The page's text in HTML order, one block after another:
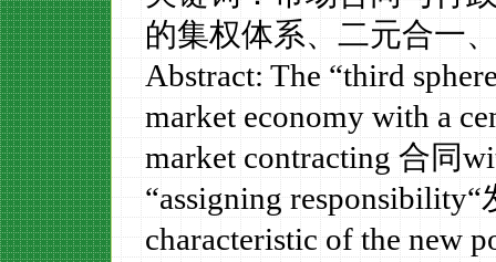
的集权体系、二元合一
Abstract: The “third
market economy with a
market contracting合同
“assigningresponsibility“
characteristic of the new